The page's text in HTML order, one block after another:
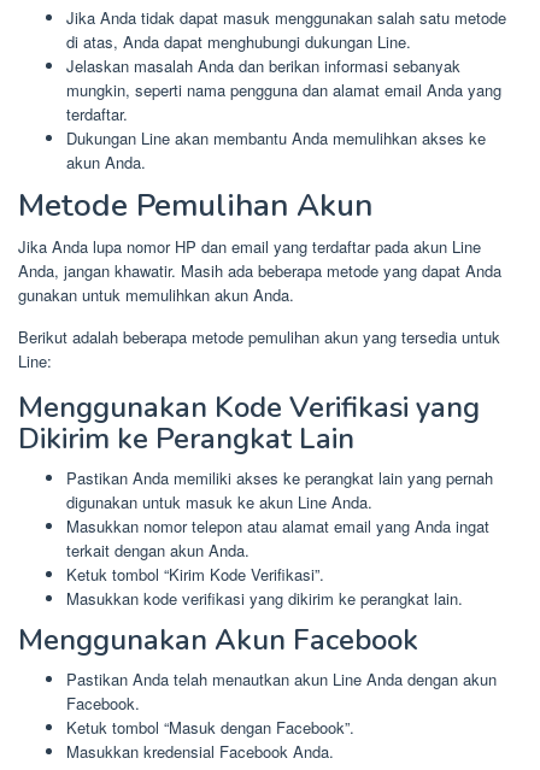
Jika Anda tidak dapat masuk menggunakan salah satu metode
di atas, Anda dapat menghubungi dukungan Line.
Jelaskan masalah Anda dan berikan informasi sebanyak
mungkin, seperti nama pengguna dan alamat email Anda yang
terdaftar.
Dukungan Line akan membantu Anda memulihkan akses ke
akun Anda.
Metode Pemulihan Akun
Jika Anda lupa nomor HP dan email yang terdaftar pada akun Line
Anda, jangan khawatir. Masih ada beberapa metode yang dapat Anda
gunakan untuk memulihkan akun Anda.
Berikut adalah beberapa metode pemulihan akun yang tersedia untuk
Line:
Menggunakan Kode Verifikasi yang
Dikirim ke Perangkat Lain
Pastikan Anda memiliki akses ke perangkat lain yang pernah
digunakan untuk masuk ke akun Line Anda.
Masukkan nomor telepon atau alamat email yang Anda ingat
terkait dengan akun Anda.
Ketuk tombol “Kirim Kode Verifikasi”.
Masukkan kode verifikasi yang dikirim ke perangkat lain.
Menggunakan Akun Facebook
Pastikan Anda telah menautkan akun Line Anda dengan akun
Facebook.
Ketuk tombol “Masuk dengan Facebook”.
Masukkan kredensial Facebook Anda.